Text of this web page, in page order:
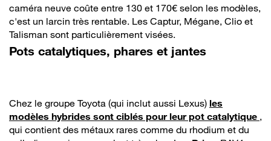
caméra neuve coûte entre 130 et 170€ selon les modèles,
c'est un larcin très rentable. Les Captur, Mégane, Clio et
Talisman sont particulièrement visées.
Pots catalytiques, phares et jantes
Chez le groupe Toyota (qui inclut aussi Lexus) les
modèles hybrides sont ciblés pour leur pot catalytique ,
qui contient des métaux rares comme du rhodium et du